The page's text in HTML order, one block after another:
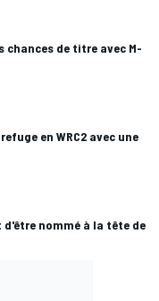
chances de titre avec M-
en WRC2 avec une
nommé à la tête de